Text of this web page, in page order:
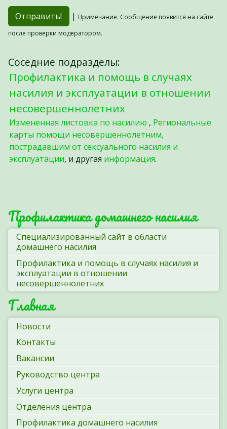
| Примечание. Сообщение появится на сайте
после проверки модератором.
Соседние подразделы:
Профилактика и помощь в случаях
насилия и эксплуатации в отношении
несовершеннолетних
Измененная листовка по насилию , Региональные
карты помощи несовершеннолетним,
пострадавшим от сексуального насилия и
эксплуатации, и другая информация.
Профилактика домашнего насилия
Cпециализированный сайт в области
домашнего насилия
Профилактика и помощь в случаях насилия и
эксплуатации в отношении
несовершеннолетних
Главная
Новости
Контакты
Вакансии
Руководство центра
Услуги центра
Отделения центра
Профилактика домашнего насилия